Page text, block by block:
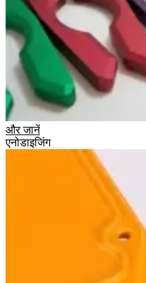
और जानें
एनोडाइजिंग